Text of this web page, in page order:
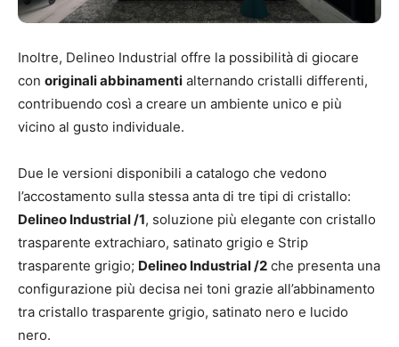
Inoltre, Delineo Industrial offre la possibilità di giocare
con originali abbinamenti alternando cristalli differenti,
contribuendo così a creare un ambiente unico e più
vicino al gusto individuale.
Due le versioni disponibili a catalogo che vedono
l’accostamento sulla stessa anta di tre tipi di cristallo:
Delineo Industrial /1, soluzione più elegante con cristallo
trasparente extrachiaro, satinato grigio e Strip
trasparente grigio; Delineo Industrial /2 che presenta una
configurazione più decisa nei toni grazie all’abbinamento
tra cristallo trasparente grigio, satinato nero e lucido
nero.